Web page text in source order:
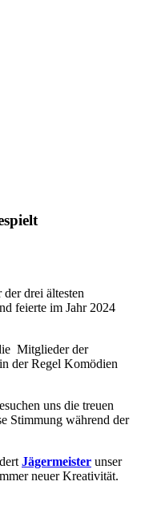
drei ältesten
feierte im Jahr 2024
Mitglieder der
der Regel Komödien
uns die treuen
Stimmung während der
Jägermeister unser
neuer Kreativität.